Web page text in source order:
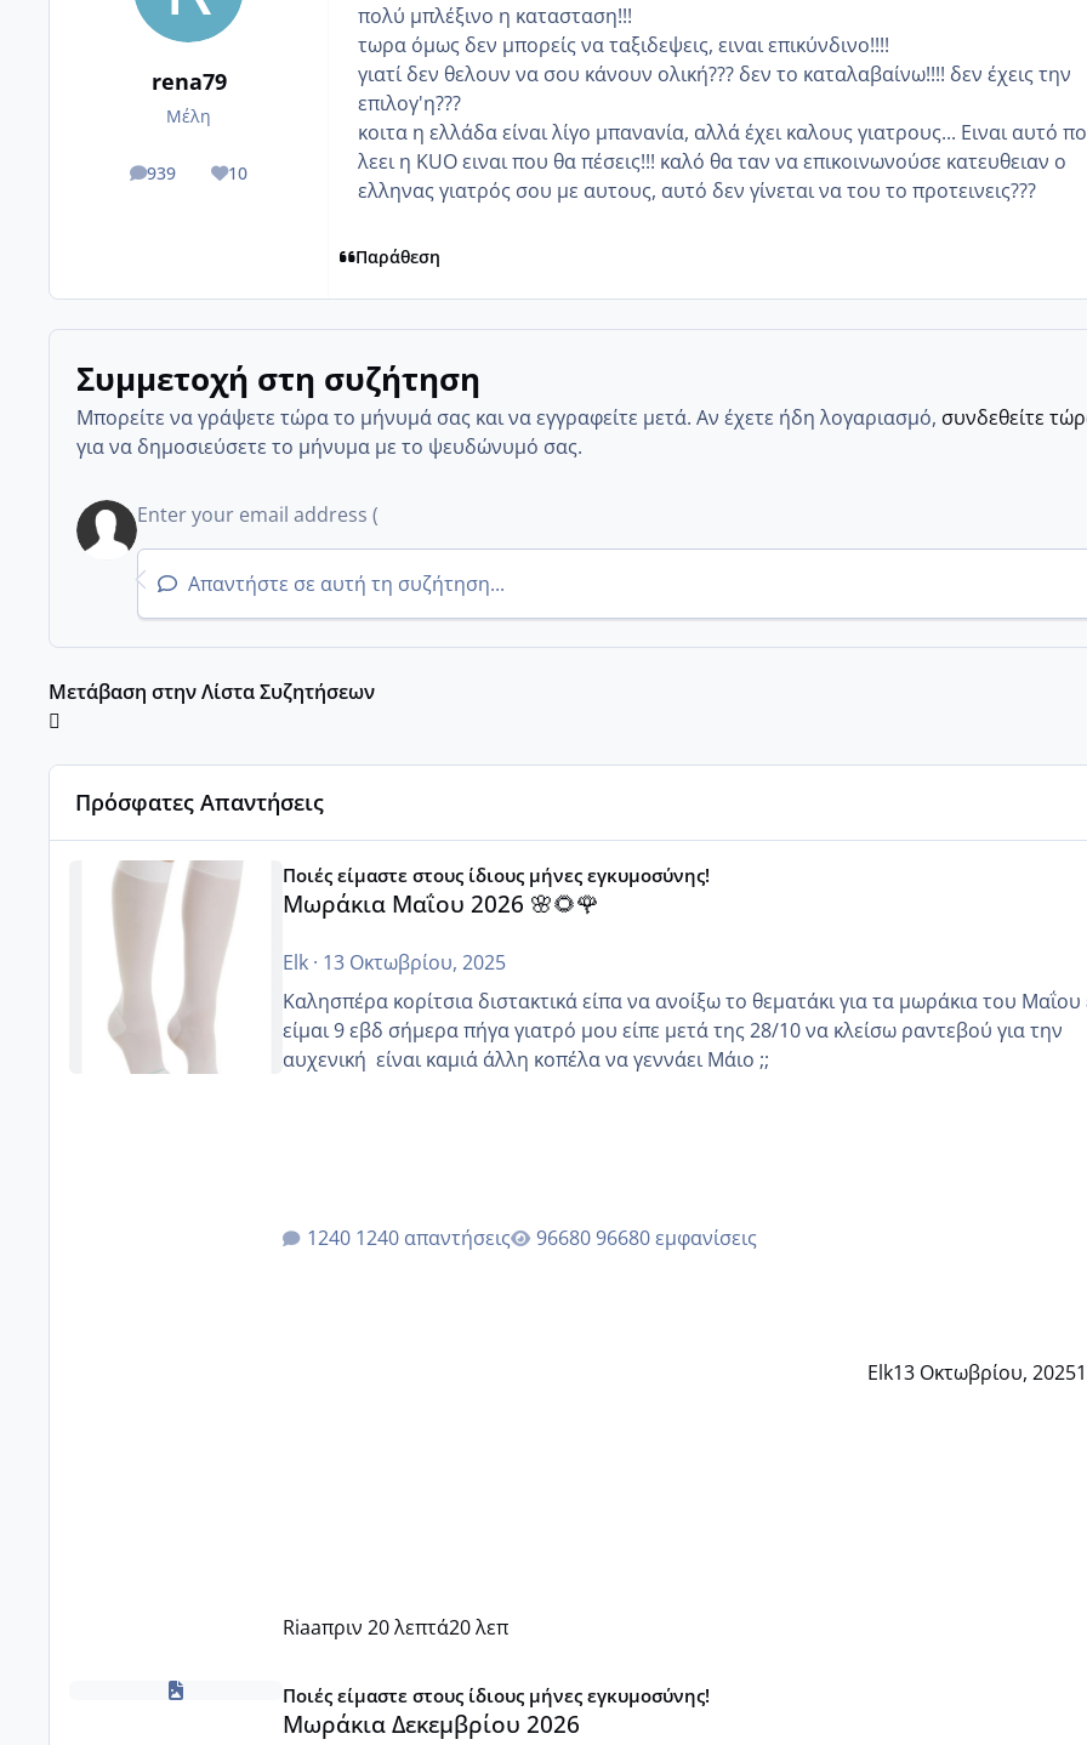
rena79
Μέλη
939
posts 10
Reputation
πολύ μπλέξινο η κατασταση!!!
τωρα όμως δεν μπορείς να ταξιδεψεις, ειναι επικύνδινο!!!!
γιατί δεν θελουν να σου κάνουν ολική??? δεν το καταλαβαίνω!!!! δεν έχεις την
επιλογ'η???
κοιτα η ελλάδα είναι λίγο μπανανία, αλλά έχει καλους γιατρους... Ειναι αυτό
λεει η KUO ειναι που θα πέσεις!!! καλό θα ταν να επικοινωνούσε κατευθειαν ο
ελληνας γιατρός σου με αυτους, αυτό δεν γίνεται να του το προτεινεις???
Παράθεση
Συμμετοχή στη συζήτηση
Μπορείτε να γράψετε τώρα το μήνυμά σας και να εγγραφείτε μετά. Αν έχετε ήδη λογαριασμό, συνδεθείτε
για να δημοσιεύσετε το μήνυμα με το ψευδώνυμό σας.
Απαντήστε σε αυτή τη συζήτηση...
Μετάβαση στην Λίστα Συζητήσεων
Πρόσφατες Απαντήσεις
Μωράκια Μαΐου 2026 🌸🌻🌹
Ποιές είμαστε στους ίδιους μήνες εγκυμοσύνης!
Μωράκια Μαΐου 2026 🌸🌻🌹
Elk· 13 Οκτωβρίου, 2025
Καλησπέρα κορίτσια διστακτικά είπα να ανοίξω το θεματάκι για τα μωράκια του Μαΐου εγώ
είμαι 9 εβδ σήμερα πήγα γιατρό μου είπε μετά της 28/10 να κλείσω ραντεβού για την
αυχενική είναι καμιά άλλη κοπέλα να γεννάει Μάιο ;;
1240 απαντήσεις 96680 εμφανίσεις
Elk13 Οκτωβρίου, 2025
Riaaπριν 20 λεπτά20 λεπ
Μωράκια Δεκεμβρίου 2026
Ποιές είμαστε στους ίδιους μήνες εγκυμοσύνης!
Μωράκια Δεκεμβρίου 2026